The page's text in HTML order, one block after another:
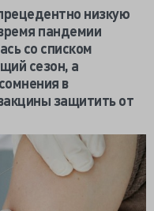
низкую
пандемии
со списком
сезон, а
в
защитить от